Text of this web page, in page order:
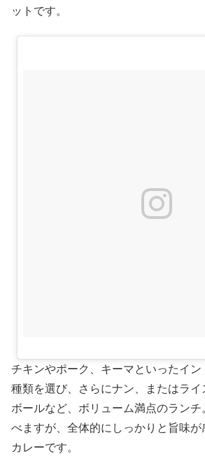
ットです。
チキンやポーク、キーマといったイ
種類を選び、さらにナン、またはライ
ボールなど、ボリューム満点のラン
べますが、全体的にしっかりと旨味
カレーです。